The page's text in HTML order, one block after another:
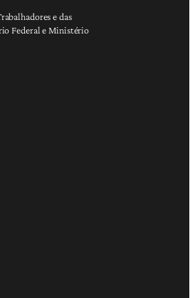
e das
Federal e Ministério